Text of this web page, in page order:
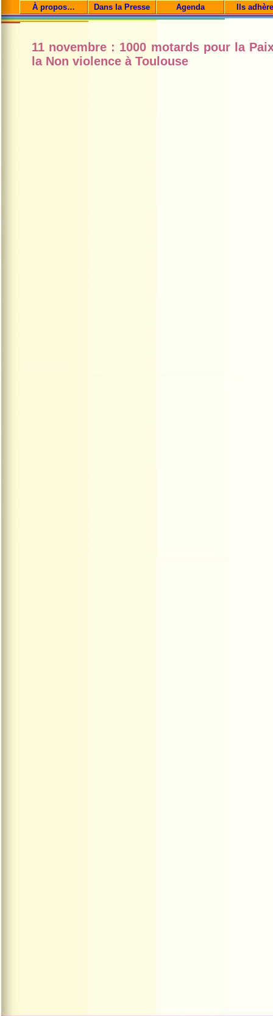
À propos… Dans la Presse Agenda Ils
11 novembre : 1000 motards pour la
la Non violence à Toulouse